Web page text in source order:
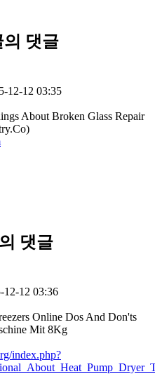
의 댓글
12-12 03:35
About Broken Glass Repair
의 댓글
12-12 03:36
Online Dos And Don'ts
Mit 8Kg
index.php?